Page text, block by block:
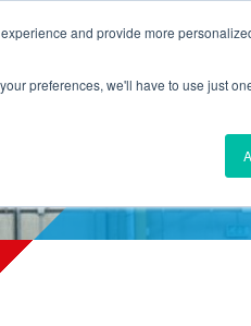
and provide more
preferences, we'll have to use just
REFERENZEN ÜBER UNS